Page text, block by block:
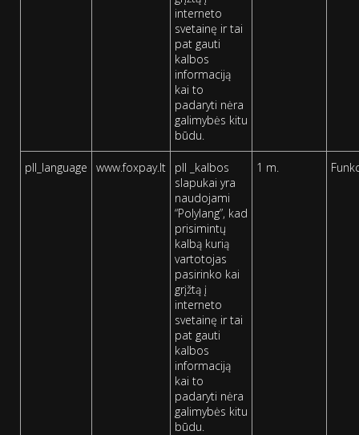
interneto
svetainę ir tai
pat gauti
kalbos
informaciją
kai to
padaryti nėra
galimybės kitu
būdu.
pll_language www.foxpay.lt
pll _kalbos
slapukai yra
naudojami
“Polylang”, kad
prisimintų
kalbą kurią
vartotojas
pasirinko kai
grįžtą į
interneto
svetainę ir tai
pat gauti
kalbos
informaciją
kai to
padaryti nėra
galimybės kitu
būdu.
1 m.